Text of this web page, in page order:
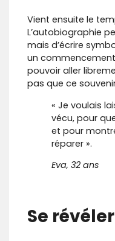
Vient ensuite le
L’autobiographie
mais d’écrire
un
pouvoir aller
pas que ce
« Je voulais
vécu, pour
et pour
réparer ».
Eva, 32 ans
Se révéler